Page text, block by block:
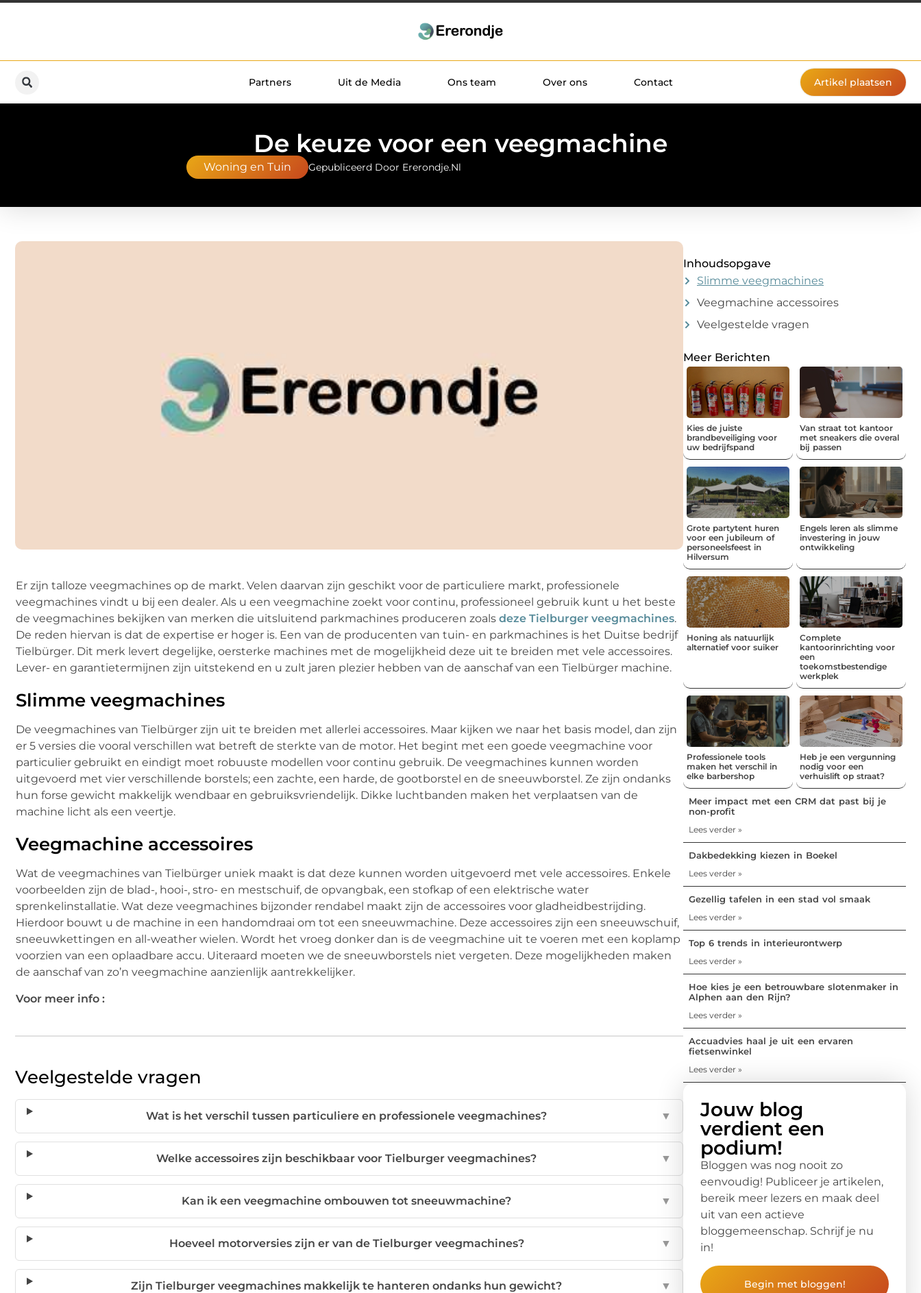
Partners Uit de Media Ons team Over ons Contact Artikel plaatsen
De keuze voor een veegmachine
Woning en Tuin Gepubliceerd Door Ererondje.nl
Er zijn talloze veegmachines op de markt. Velen daarvan zijn geschikt voor de particuliere markt, professionele
veegmachines vindt u bij een dealer. Als u een veegmachine zoekt voor continu, professioneel gebruik kunt u het beste
de veegmachines bekijken van merken die uitsluitend parkmachines produceren zoals deze Tielburger veegmachines.
De reden hiervan is dat de expertise er hoger is. Een van de producenten van tuin- en parkmachines is het Duitse bedrijf
Tielbürger. Dit merk levert degelijke, oersterke machines met de mogelijkheid deze uit te breiden met vele accessoires.
Lever- en garantietermijnen zijn uitstekend en u zult jaren plezier hebben van de aanschaf van een Tielbürger machine.
Slimme veegmachines
De veegmachines van Tielbürger zijn uit te breiden met allerlei accessoires. Maar kijken we naar het basis model, dan zijn
er 5 versies die vooral verschillen wat betreft de sterkte van de motor. Het begint met een goede veegmachine voor
particulier gebruikt en eindigt moet robuuste modellen voor continu gebruik. De veegmachines kunnen worden
uitgevoerd met vier verschillende borstels; een zachte, een harde, de gootborstel en de sneeuwborstel. Ze zijn ondanks
hun forse gewicht makkelijk wendbaar en gebruiksvriendelijk. Dikke luchtbanden maken het verplaatsen van de
machine licht als een veertje.
Veegmachine accessoires
Wat de veegmachines van Tielbürger uniek maakt is dat deze kunnen worden uitgevoerd met vele accessoires. Enkele
voorbeelden zijn de blad-, hooi-, stro- en mestschuif, de opvangbak, een stofkap of een elektrische water
sprenkelinstallatie. Wat deze veegmachines bijzonder rendabel maakt zijn de accessoires voor gladheidbestrijding.
Hierdoor bouwt u de machine in een handomdraai om tot een sneeuwmachine. Deze accessoires zijn een sneeuwschuif,
sneeuwkettingen en all-weather wielen. Wordt het vroeg donker dan is de veegmachine uit te voeren met een koplamp
voorzien van een oplaadbare accu. Uiteraard moeten we de sneeuwborstels niet vergeten. Deze mogelijkheden maken
de aanschaf van zo’n veegmachine aanzienlijk aantrekkelijker.
Voor meer info :
Veelgestelde vragen
Wat is het verschil tussen particuliere en professionele veegmachines? ▼
Welke accessoires zijn beschikbaar voor Tielburger veegmachines? ▼
Kan ik een veegmachine ombouwen tot sneeuwmachine? ▼
Hoeveel motorversies zijn er van de Tielburger veegmachines? ▼
Zijn Tielburger veegmachines makkelijk te hanteren ondanks hun gewicht? ▼
Inhoudsopgave
Slimme veegmachines
Veegmachine accessoires
Veelgestelde vragen
Meer Berichten
Kies de juiste
brandbeveiliging voor
uw bedrijfspand
Van straat tot kantoor
met sneakers die overal
bij passen
Grote partytent huren
voor een jubileum of
personeelsfeest in
Hilversum
Engels leren als slimme
investering in jouw
ontwikkeling
Honing als natuurlijk
alternatief voor suiker
Complete
kantoorinrichting voor
een
toekomstbestendige
werkplek
Professionele tools
maken het verschil in
elke barbershop
Heb je een vergunning
nodig voor een
verhuislift op straat?
Meer impact met een CRM dat past bij je
non-profit
Lees verder »
Dakbedekking kiezen in Boekel
Lees verder »
Gezellig tafelen in een stad vol smaak
Lees verder »
Top 6 trends in interieurontwerp
Lees verder »
Hoe kies je een betrouwbare slotenmaker in
Alphen aan den Rijn?
Lees verder »
Accuadvies haal je uit een ervaren
fietsenwinkel
Lees verder »
Jouw blog
verdient een
podium!
Bloggen was nog nooit zo
eenvoudig! Publiceer je artikelen,
bereik meer lezers en maak deel
uit van een actieve
bloggemeenschap. Schrijf je nu
in!
Begin met bloggen!